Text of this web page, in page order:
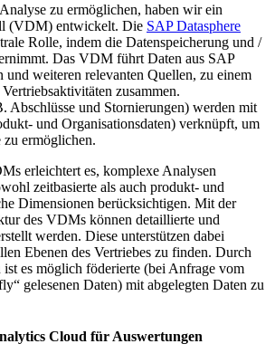
zu ermöglichen, haben wir ein
(VDM) entwickelt. Die SAP Datasphere
Rolle, indem die Datenspeicherung und /
Das VDM führt Daten aus SAP
weiteren relevanten Quellen, zu einem
zusammen.
Abschlüsse und Stornierungen) werden mit
und Organisationsdaten) verknüpft, um
ermöglichen.
erleichtert es, komplexe Analysen
zeitbasierte als auch produkt- und
Dimensionen berücksichtigen. Mit der
des VDMs können detaillierte und
werden. Diese unterstützen dabei
Ebenen des Vertriebes zu finden. Durch
es möglich föderierte (bei Anfrage vom
gelesenen Daten) mit abgelegten Daten zu
Cloud für Auswertungen